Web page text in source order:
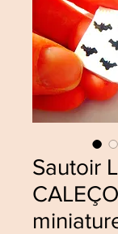
Sautoir